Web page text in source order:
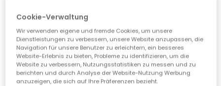
Cookie-Verwaltung
Wir verwenden eigene und fremde Cookies, um unsere
Dienstleistungen zu verbessern, unsere Website anzupassen, die
Navigation für unsere Benutzer zu erleichtern, ein besseres
Website-Erlebnis zu bieten, Probleme zu identifizieren, um die
Website zu verbessern, Nutzungsstatistiken zu messen und zu
berichten und durch Analyse der Website-Nutzung Werbung
anzuzeigen, die sich auf Ihre Präferenzen bezieht.